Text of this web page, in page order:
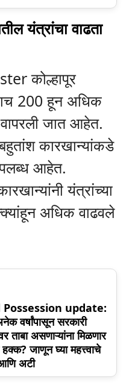
यंत्रांचा वाढता
कोल्हापूर
200 हून अधिक
जात आहेत.
बहुतांश कारखान्यांकडे
आहेत.
यंत्रांच्या
अधिक वाढवले
Possession update:
वर्षांपासून सरकारी
ताबा असणाऱ्यांना मिळणार
जाणून घ्या महत्त्वाचे
अटी